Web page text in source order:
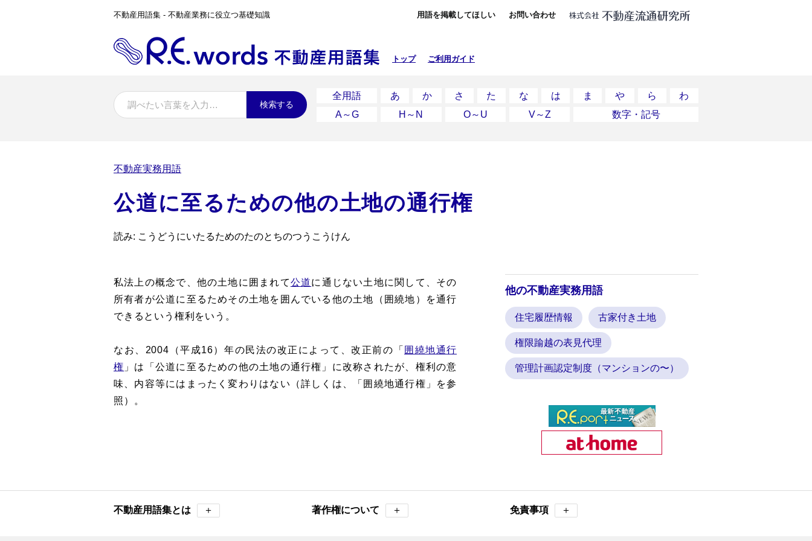
不動産用語集 - 不動産業務に役立つ基礎知識 用語を掲載してほしい お問い合わせ
トップ ご利用ガイド
検索する
全用語 あ か さ た な は ま や ら
わ
A～G
H～N O～U V～Z 数字・記号
不動産実務用語
公道に至るための他の土地の通行権
読み: こうどうにいたるためのたのとちのつうこうけん
私法上の概念で、他の土地に囲まれて公道に通じない土地に関して、その
所有者が公道に至るためその土地を囲んでいる他の土地（囲繞地）を通行
できるという権利をいう。
なお、2004（平成16）年の民法の改正によって、改正前の「 囲繞地通行
権 」は「公道に至るための他の土地の通行権」に改称されたが、権利の意
味、内容等にはまったく変わりはない（詳しくは、「囲繞地通行権」を参
照）。
他の不動産実務用語
住宅履歴情報 古家付き土地
権限踰越の表見代理
管理計画認定制度（マンションの〜）
不動産用語集とは ＋ 著作権について ＋ 免責事項 ＋